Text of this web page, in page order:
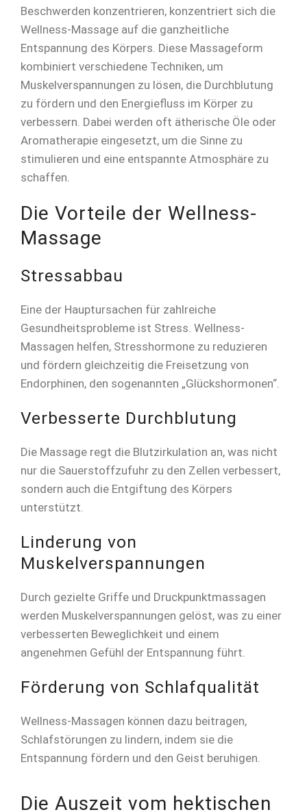
Beschwerden konzentrieren, konzentriert sich die
Wellness-Massage auf die ganzheitliche
Entspannung des Körpers. Diese Massageform
kombiniert verschiedene Techniken, um
Muskelverspannungen zu lösen, die Durchblutung
zu fördern und den Energiefluss im Körper zu
verbessern. Dabei werden oft ätherische Öle oder
Aromatherapie eingesetzt, um die Sinne zu
stimulieren und eine entspannte Atmosphäre zu
schaffen.
Die Vorteile der Wellness-
Massage
Stressabbau
Eine der Hauptursachen für zahlreiche
Gesundheitsprobleme ist Stress. Wellness-
Massagen helfen, Stresshormone zu reduzieren
und fördern gleichzeitig die Freisetzung von
Endorphinen, den sogenannten „Glückshormonen“.
Verbesserte Durchblutung
Die Massage regt die Blutzirkulation an, was nicht
nur die Sauerstoffzufuhr zu den Zellen verbessert,
sondern auch die Entgiftung des Körpers
unterstützt.
Linderung von
Muskelverspannungen
Durch gezielte Griffe und Druckpunktmassagen
werden Muskelverspannungen gelöst, was zu einer
verbesserten Beweglichkeit und einem
angenehmen Gefühl der Entspannung führt.
Förderung von Schlafqualität
Wellness-Massagen können dazu beitragen,
Schlafstörungen zu lindern, indem sie die
Entspannung fördern und den Geist beruhigen.
Die Auszeit vom hektischen